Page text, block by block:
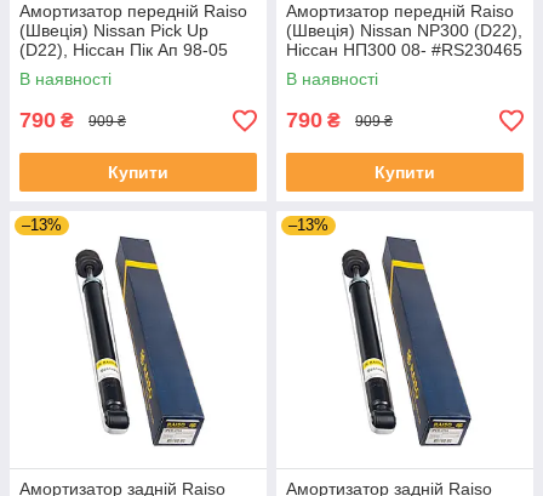
Амортизатор передній Raiso
(Швеція) Nissan Pick Up
(D22), Ніссан Пік Ап 98-05
#RS230465 UAUJIRY4
В наявності
790 ₴ 909 ₴
Купити
Амортизатор передній Raiso
(Швеція) Nissan NP300 (D22),
Ніссан НП300 08- #RS230465
UAMTDVY4
В наявності
790 ₴ 909 ₴
Купити
–13%
Амортизатор задній Raiso
–13%
Амортизатор задній Raiso